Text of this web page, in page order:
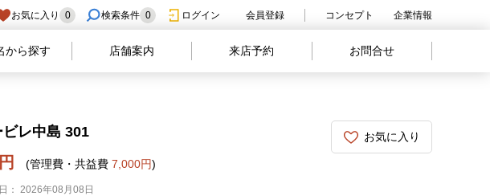
お気に入り 0 検索条件 0 ログイン 会員登録 コンセプト 企業情報
から探す 店舗案内 来店予約 お問合せ
お気に入り
ビレ中島 301
： 2026年08月08日
(管理費・共益費 7,000円)